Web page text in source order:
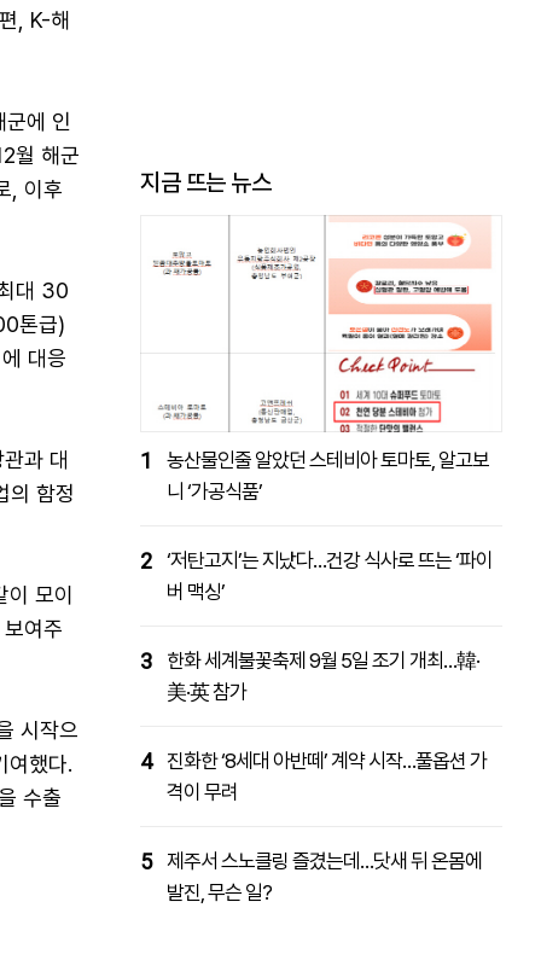
, K-해
에 인
월 해군
, 이후
대 30
톤급)
대응
과 대
의 함정
모이
여주
시작으
여했다.
수출
지금 뜨는 뉴스
1
농산물인줄 알았던 스테비아 토마토, 알고보
니 ‘가공식품’
2 ‘저탄고지’는 지났다…건강 식사로 뜨는 ‘파이
버 맥싱’
3
한화 세계불꽃축제 9월 5일 조기 개최…韓·
美·英 참가
4 진화한 ‘8세대 아반떼’ 계약 시작…풀옵션 가
격이 무려
5 제주서 스노클링 즐겼는데…닷새 뒤 온몸에
발진, 무슨 일?